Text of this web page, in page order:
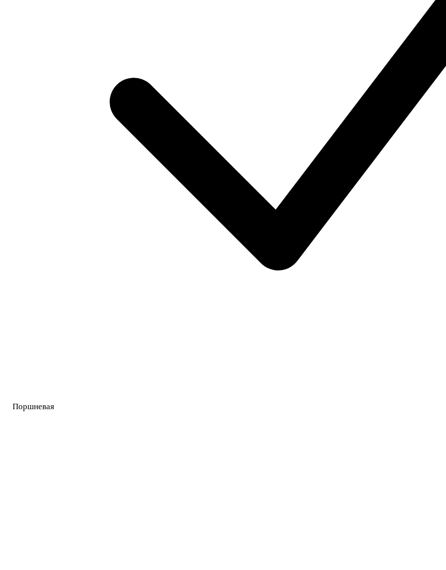
Поршневая